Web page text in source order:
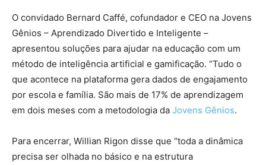
O convidado Bernard Caffé, cofundador e CEO na Jovens
Gênios – Aprendizado Divertido e Inteligente –
apresentou soluções para ajudar na educação com um
método de inteligência artificial e gamificação. “Tudo o
que acontece na plataforma gera dados de engajamento
por escola e família. São mais de 17% de aprendizagem
em dois meses com a metodologia da Jovens Gênios.
Para encerrar, Willian Rigon disse que “toda a dinâmica
precisa ser olhada no básico e na estrutura